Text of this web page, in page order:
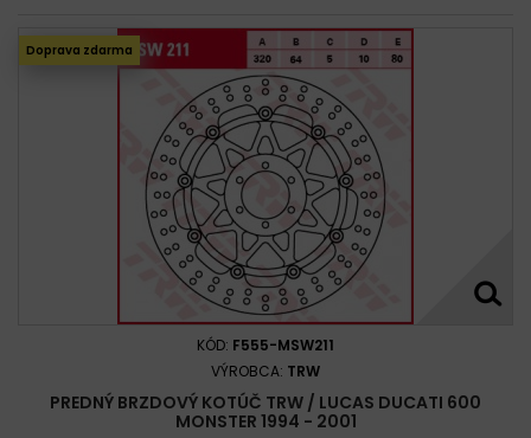
Ducati 600 SS 1994 - 1998
Ducati 600 SS SUPERSPORT 1991 - 2000
Doprava zdarma
KÓD: F555-MSW211
VÝROBCA: TRW
PREDNÝ BRZDOVÝ KOTÚČ TRW / LUCAS DUCATI 600
MONSTER 1994 - 2001